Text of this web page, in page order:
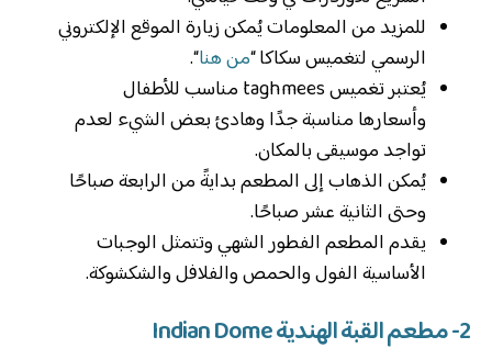
للمزيد من المعلومات يُمكن زيارة الموقع الإلكتروني
الرسمي لتغميس سكاكا “من هنا“.
يُعتبر تغميس taghmees مناسب للأطفال
وأسعارها مناسبة جدًا وهادئ بعض الشيء لعدم
تواجد موسيقى بالمكان.
يُمكن الذهاب إلى المطعم بدايةً من الرابعة صباحًا
وحتى الثانية عشر صباحًا.
يقدم المطعم الفطور الشهي وتتمثل الوجبات
الأساسية الفول والحمص والفلافل والشكشوكة.
2- مطعم القبة الهندية Indian Dome